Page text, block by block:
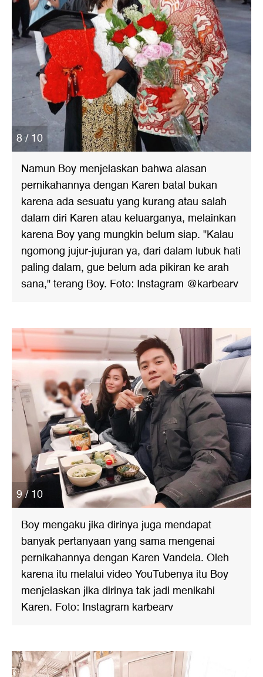
8 / 10
Namun Boy menjelaskan bahwa alasan
pernikahannya dengan Karen batal bukan
karena ada sesuatu yang kurang atau salah
dalam diri Karen atau keluarganya, melainkan
karena Boy yang mungkin belum siap. "Kalau
ngomong jujur-jujuran ya, dari dalam lubuk hati
paling dalam, gue belum ada pikiran ke arah
sana," terang Boy. Foto: Instagram @karbearv
9 / 10
Boy mengaku jika dirinya juga mendapat
banyak pertanyaan yang sama mengenai
pernikahannya dengan Karen Vandela. Oleh
karena itu melalui video YouTubenya itu Boy
menjelaskan jika dirinya tak jadi menikahi
Karen. Foto: Instagram karbearv